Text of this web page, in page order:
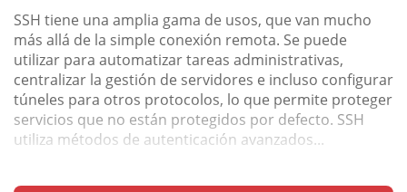
SSH tiene una amplia gama de usos, que van mucho
más allá de la simple conexión remota. Se puede
utilizar para automatizar tareas administrativas,
centralizar la gestión de servidores e incluso configurar
túneles para otros protocolos, lo que permite proteger
servicios que no están protegidos por defecto. SSH
utiliza métodos de autenticación avanzados...